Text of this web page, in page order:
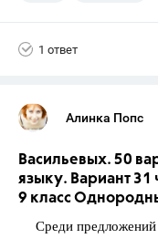
1 ответ
Алинка Попс
Васильевых. 50
языку. Вариант 31
9 класс
Среди предложений